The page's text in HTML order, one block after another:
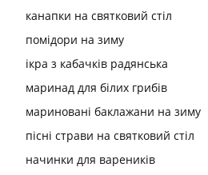
канапки на святковий стіл
помідори на зиму
ікра з кабачків радянська
маринад для білих грибів
мариновані баклажани на зиму
пісні страви на святковий стіл
начинки для вареників